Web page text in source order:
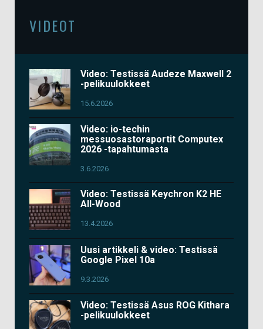
VIDEOT
Video: Testissä Audeze Maxwell 2
-pelikuulokkeet
15.6.2026
Video: io-techin
messuosastoraportit Computex
2026 -tapahtumasta
3.6.2026
Video: Testissä Keychron K2 HE
All-Wood
13.4.2026
Uusi artikkeli & video: Testissä
Google Pixel 10a
9.3.2026
Video: Testissä Asus ROG Kithara
-pelikuulokkeet